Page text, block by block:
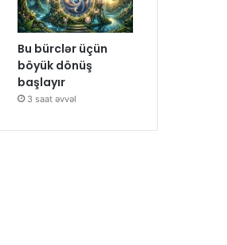
Bu bürclər üçün
böyük dönüş
başlayır
3 saat əvvəl